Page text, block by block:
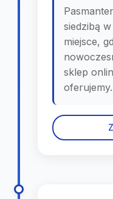
siedzibą
miejsce,
sklep